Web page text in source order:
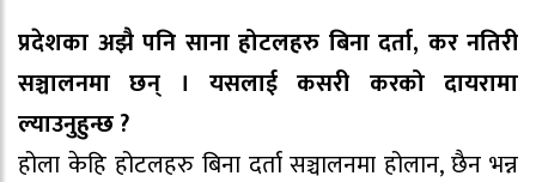
प्रदेशका अझै पनि साना होटलहरु बिना दर्ता, कर नतिरी
सञ्चालनमा छन् । यसलाई कसरी करको दायरामा
ल्याउनुहुन्छ ?
होला केहि होटलहरु बिना दर्ता सञ्चालनमा होलान, छैन भन्न